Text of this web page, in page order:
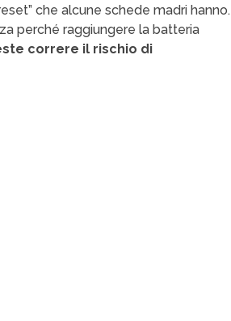
che alcune schede madri hanno.
perché raggiungere la batteria
correre il rischio di